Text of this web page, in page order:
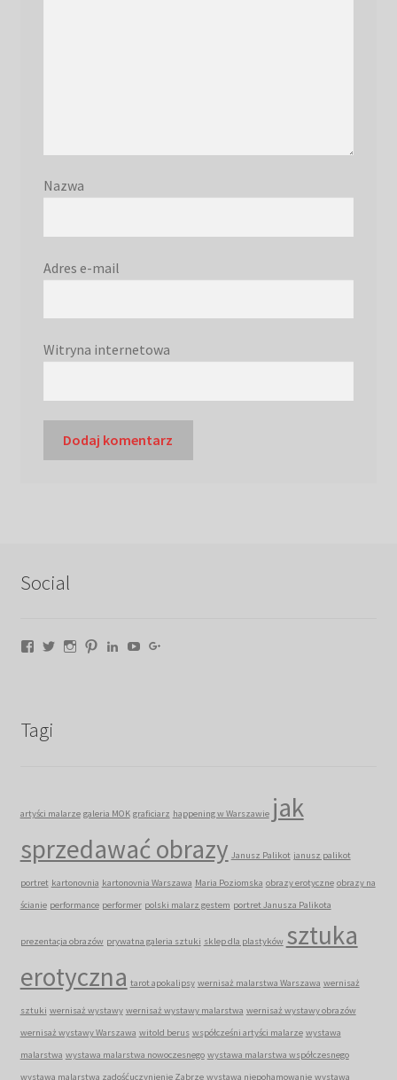
Nazwa
Adres e-mail
Witryna internetowa
Social
Facebook
TwitterInstagram
PinterestLinkedIn
YouTube
Tagi
artyści malarze galeria MOK graficiarz happening w Warszawie jak
sprzedawać obrazy Janusz Palikot janusz palikot
portret kartonovnia kartonovnia Warszawa Maria Poziomska obrazy erotyczne obrazy na
ścianie performance performer polski malarz gestem portret Janusza Palikota
prezentacja obrazów prywatna galeria sztuki sklep dla plastyków sztuka
erotyczna tarot apokalipsy wernisaż malarstwa Warszawa wernisaż
sztuki wernisaż wystawy wernisaż wystawy malarstwa wernisaż wystawy obrazów
wernisaż wystawy Warszawa witold berus współcześni artyści malarze wystawa
malarstwa wystawa malarstwa nowoczesnego wystawa malarstwa współczesnego
wystawa malarstwa zadośćuczynienie Zabrze wystawa niepohamowanie wystawa